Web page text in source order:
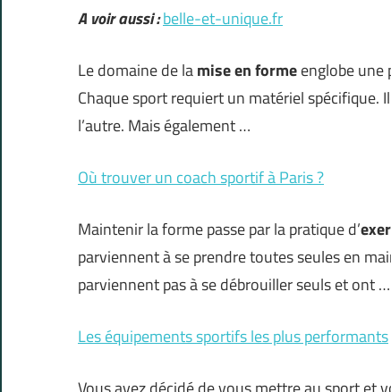
A voir aussi :belle-et-unique.fr
Le domaine de lamise en formeenglobe une
Chaque sport requiert un matériel
l’autre. Mais également …
Où trouver un coach sportif à Paris ?
Maintenir la forme passe par la pratique d’
parviennent à se prendre toutes seules en
parviennent pas à se débrouiller seuls et ont …
Les équipements sportifs les plus performants